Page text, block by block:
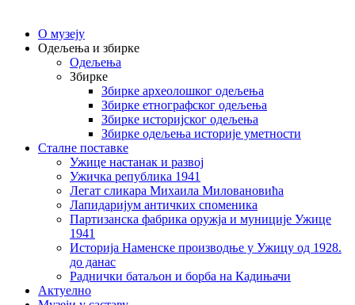
О музеју
Одељења и збирке
Одељења
Збирке
Збирке археолошког одељења
Збирке етнографског одељења
Збирке историјског одељења
Збирке одељења историје уметности
Сталне поставке
Ужице настанак и развој
Ужичка република 1941
Легат сликара Михаила Миловановића
Лапидаријум античких споменика
Партизанска фабрика оружја и муниције Ужице
1941
Историја Наменске производње у Ужицу од 1928.
до данас
Раднички батаљон и борба на Кадињачи
Актуелно